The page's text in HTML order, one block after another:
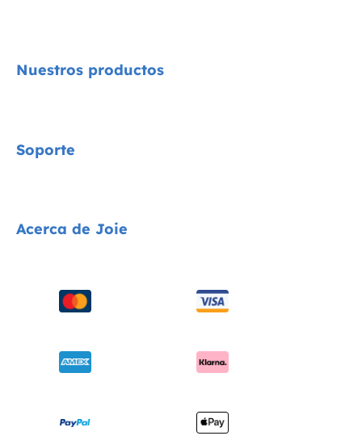
Nuestros productos
Cochecitos
Columpios y hamacas
Portabebés
Soporte
Envíos y devoluciones
Garantía
Sitemap
Acerca de Joie
Quiénes somos
Premios
Registra tu producto